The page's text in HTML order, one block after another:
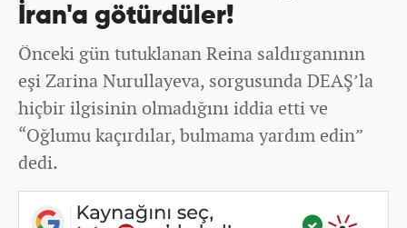
İran'a götürdüler!
Önceki gün tutuklanan Reina saldırganının
eşi Zarina Nurullayeva, sorgusunda DEAŞ’la
hiçbir ilgisinin olmadığını iddia etti ve
“Oğlumu kaçırdılar, bulmama yardım edin”
dedi.